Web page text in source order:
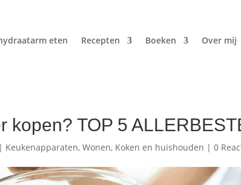
eten Recepten Boeken Over mij
kopen? TOP 5
| Keukenapparaten,Wonen, Koken en huishouden |0